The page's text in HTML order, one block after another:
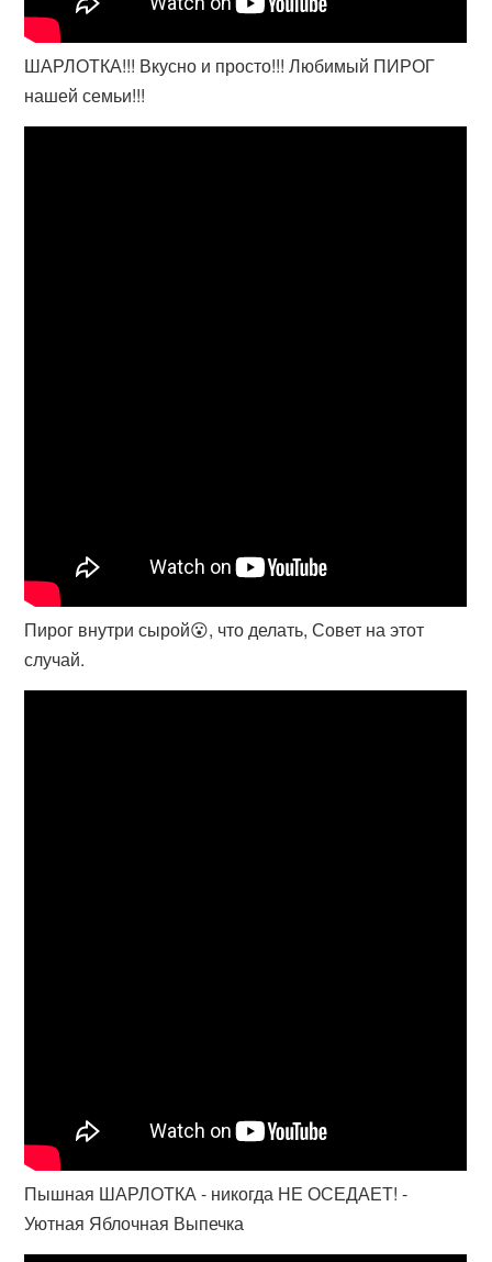
ШАРЛОТКА!!! Вкусно и просто!!! Любимый ПИРОГ
нашей семьи!!!
Пирог внутри сырой😮, что делать, Совет на этот
случай.
Пышная ШАРЛОТКА - никогда НЕ ОСЕДАЕТ! -
Уютная Яблочная Выпечка